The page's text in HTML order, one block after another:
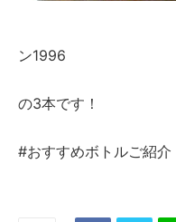
ン1996
の3本です！
#おすすめボトルご紹介